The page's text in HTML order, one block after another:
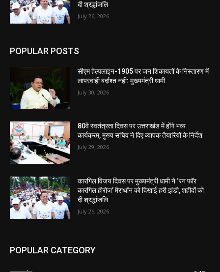
दी श्रद्धांजलि
July 26, 2026
POPULAR POSTS
सीएम हेल्पलाइन-1905 पर जन शिकायतों के निस्तारण में
लापरवाही बर्दाश्त नहीं: मुख्यमंत्री धामी
July 30, 2026
80वें स्वतंत्रता दिवस पर उत्तराखंड में होंगे भव्य
कार्यक्रम, मुख्य सचिव ने दिए व्यापक तैयारियों के निर्देश
July 29, 2026
कारगिल विजय दिवस पर मुख्यमंत्री धामी ने ‘रन फॉर
कारगिल हीरोज’ मैराथॉन को दिखाई हरी झंडी, शहीदों को
दी श्रद्धांजलि
July 26, 2026
POPULAR CATEGORY